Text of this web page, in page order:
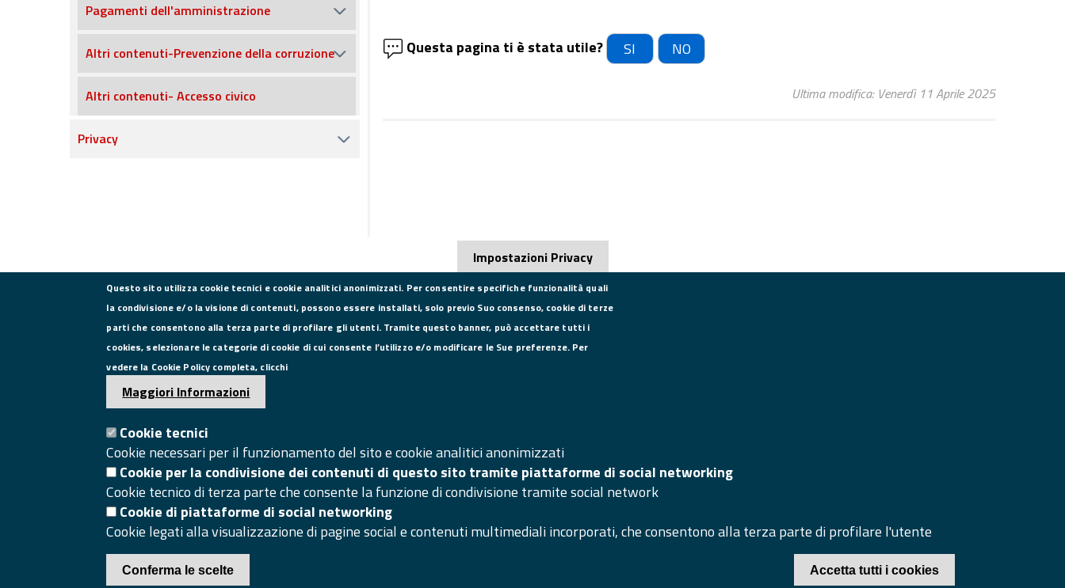
Pagamenti dell'amministrazione
Altri contenuti-Prevenzione della corruzione
Altri contenuti- Accesso civico
Privacy
Questa pagina ti è stata utile? SI NO
Ultima modifica: Venerdì 11 Aprile 2025
CONTATTI
Via Roma, 75, 81100 Caserta
Tel. 0823249111
camera.commercio.caserta@ce.legalmail.camcom.it
Email: info@ce.camcom.it
DATI PER LA FATTURAZIONE
Accesso redazione sito
© 2020 Camera di Commercio di Caserta
Impostazioni Privacy
Questo sito utilizza cookie tecnici e cookie analitici anonimizzati. Per consentire specifiche funzionalità quali
la condivisione e/o la visione di contenuti, possono essere installati, solo previo Suo consenso, cookie di terze
parti che consentono alla terza parte di profilare gli utenti. Tramite questo banner, può accettare tutti i
cookies, selezionare le categorie di cookie di cui consente l’utilizzo e/o modificare le Sue preferenze. Per
vedere la Cookie Policy completa, clicchi
Maggiori Informazioni
Cookie tecnici
Cookie necessari per il funzionamento del sito e cookie analitici anonimizzati
Cookie per la condivisione dei contenuti di questo sito tramite piattaforme di social networking
Cookie tecnico di terza parte che consente la funzione di condivisione tramite social network
Cookie di piattaforme di social networking
Cookie legati alla visualizzazione di pagine social e contenuti multimediali incorporati, che consentono alla terza parte di profilare l'utente
Conferma le scelte Accetta tutti i cookies